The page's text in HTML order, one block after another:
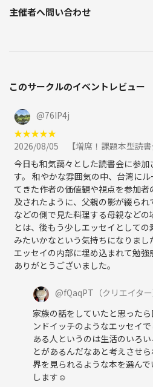
主催者へ問い合わせ
このサークルのイベントレビュー
@76IP4j
★★★★★
2026/08/05
【増席！課題本型読書会】渋谷の台湾料理屋
今日も和気藹々とした読書会に参
す。 和やかな雰囲気の中、台湾に
てきた作者の価値観や視点を参加
及されたように、父親の影が綴ら
などの側で見た料理する母親など
とは、後もう少しエッセイとして
みたいかなという気持ちになりま
エッセイの内部に埋め込まれて勉強
ありがとうございました。
@fQaqPT （クリエイター
家族の話をしていたと思った
ンドイッチのようなエッセイ
ある人というのは生活のいろ
とがあるんだなあと考えさせ
界を見られるような本を選ん
します☺️